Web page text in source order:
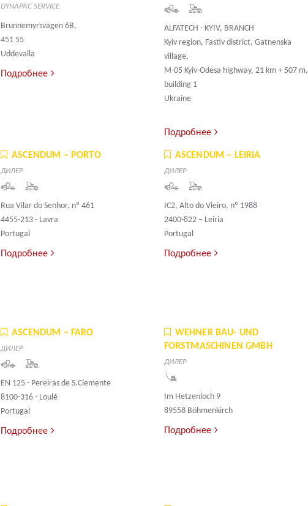
DYNAPAC SERVICE
Brunnemyrsvägen 6B,
451 55
Uddevalla
Подробнее
ALFATECH - KYIV, BRANCH
Kyiv region, Fastiv district, Gatnenska
village,
M-05 Kyiv-Odesa highway, 21 km + 507 m,
building 1
Ukraine
Подробнее
ASCENDUM – PORTO
ДИЛЕР
Rua Vilar do Senhor, nº 461
4455-213 - Lavra
Portugal
Подробнее
ASCENDUM – LEIRIA
ДИЛЕР
IC2, Alto do Vieiro, nº 1988
2400-822 – Leiria
Portugal
Подробнее
ASCENDUM – FARO
ДИЛЕР
EN 125 - Pereiras de S.Clemente
8100-316 - Loulé
Portugal
Подробнее
WEHNER BAU- UND
FORSTMASCHINEN GMBH
ДИЛЕР
Im Hetzenloch 9
89558 Böhmenkirch
Подробнее